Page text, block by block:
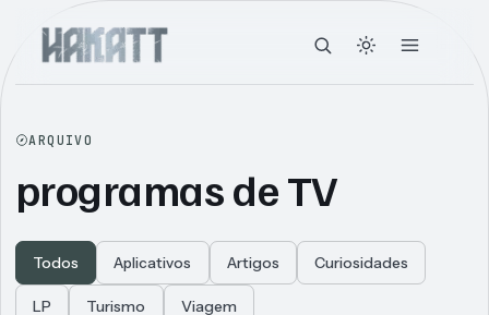
ARQUIVO
programas de TV
Todos Aplicativos Artigos Curiosidades
LP Turismo Viagem